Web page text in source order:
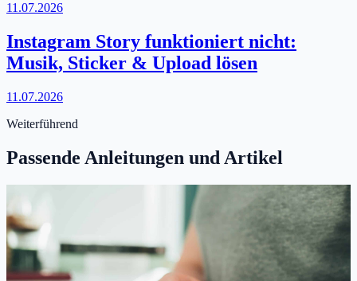
11.07.2026
Instagram Story funktioniert nicht:
Musik, Sticker & Upload lösen
11.07.2026
Weiterführend
Passende Anleitungen und Artikel